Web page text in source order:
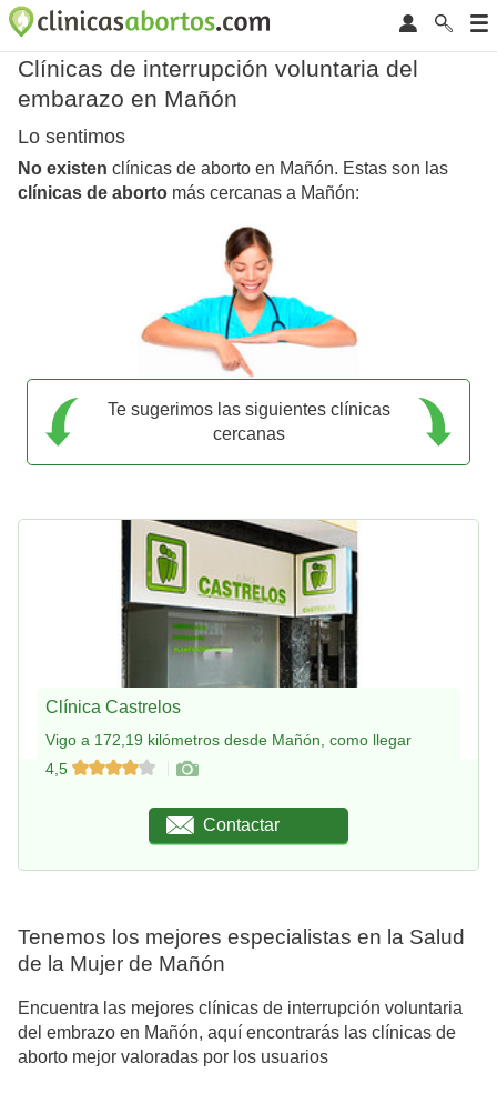
Clínicas de interrupción voluntaria del
embarazo en Mañón
Lo sentimos
No existen clínicas de aborto en Mañón. Estas son las
clínicas de aborto más cercanas a Mañón:
Te sugerimos las siguientes clínicas
cercanas
Clínica Castrelos
Vigo a 172,19 kilómetros desde Mañón, como llegar
4,5
Contactar
Tenemos los mejores especialistas en la Salud
de la Mujer de Mañón
Encuentra las mejores clínicas de interrupción voluntaria
del embrazo en Mañón, aquí encontrarás las clínicas de
aborto mejor valoradas por los usuarios